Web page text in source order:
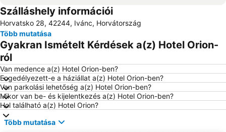
Termalni park Ptuj
Glavni trg
Bukovniško jezero
Dvorac Trakoscan
Ptuj Castle and Regional Museum
Tuheljske Toplice
Szálláshely információi
Horvatsko 28, 42244, Ivánc, Horvátország
Több mutatása
Gyakran Ismételt Kérdések a(z) Hotel Orion-
ról
Van medence a(z) Hotel Orion-ben?
Engedélyezett-e a háziállat a(z) Hotel Orion-ben?
Van parkolási lehetőség a(z) Hotel Orion-ben?
Mikor van be- és kijelentkezés a(z) Hotel Orion-ben?
Hol található a(z) Hotel Orion?
Több mutatása